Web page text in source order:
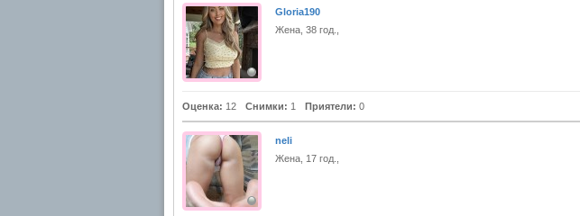
Gloria190
Жена, 38 год.,
Оценка: 12 Снимки: 1 Приятели: 0
neli
Жена, 17 год.,